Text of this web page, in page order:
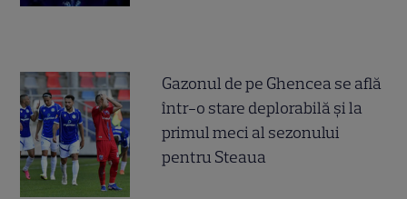
Gazonul de pe Ghencea se află
într-o stare deplorabilă și la
primul meci al sezonului
pentru Steaua